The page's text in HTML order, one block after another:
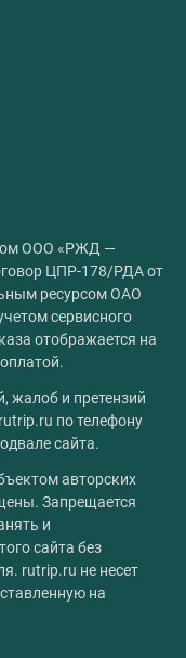
ООО «РЖД —
ЦПР-178/РДА от
ресурсом ОАО
сервисного
отображается на
жалоб и претензий
по телефону
сайта.
авторских
Запрещается
и
сайта без
rutrip.ru не несет
на